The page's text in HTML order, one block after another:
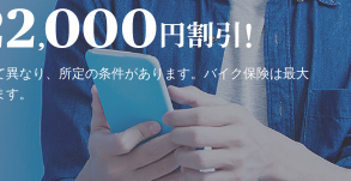
異なり、所定の条件があります。バイク保険は最大
。